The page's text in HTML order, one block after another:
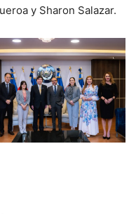
y Sharon Salazar.